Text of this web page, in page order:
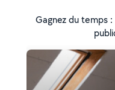
Gagnez du temps